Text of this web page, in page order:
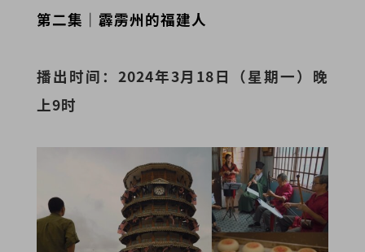
第二集｜霹雳州的福建人
播出时间：2024年3月18日（星期一）晚
上9时